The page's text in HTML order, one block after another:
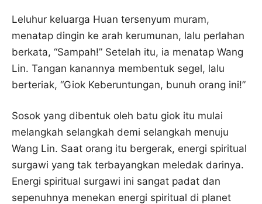
Leluhur keluarga Huan tersenyum muram,
menatap dingin ke arah kerumunan, lalu perlahan
berkata, “Sampah!” Setelah itu, ia menatap Wang
Lin. Tangan kanannya membentuk segel, lalu
berteriak, “Giok Keberuntungan, bunuh orang ini!”
Sosok yang dibentuk oleh batu giok itu mulai
melangkah selangkah demi selangkah menuju
Wang Lin. Saat orang itu bergerak, energi spiritual
surgawi yang tak terbayangkan meledak darinya.
Energi spiritual surgawi ini sangat padat dan
sepenuhnya menekan energi spiritual di planet